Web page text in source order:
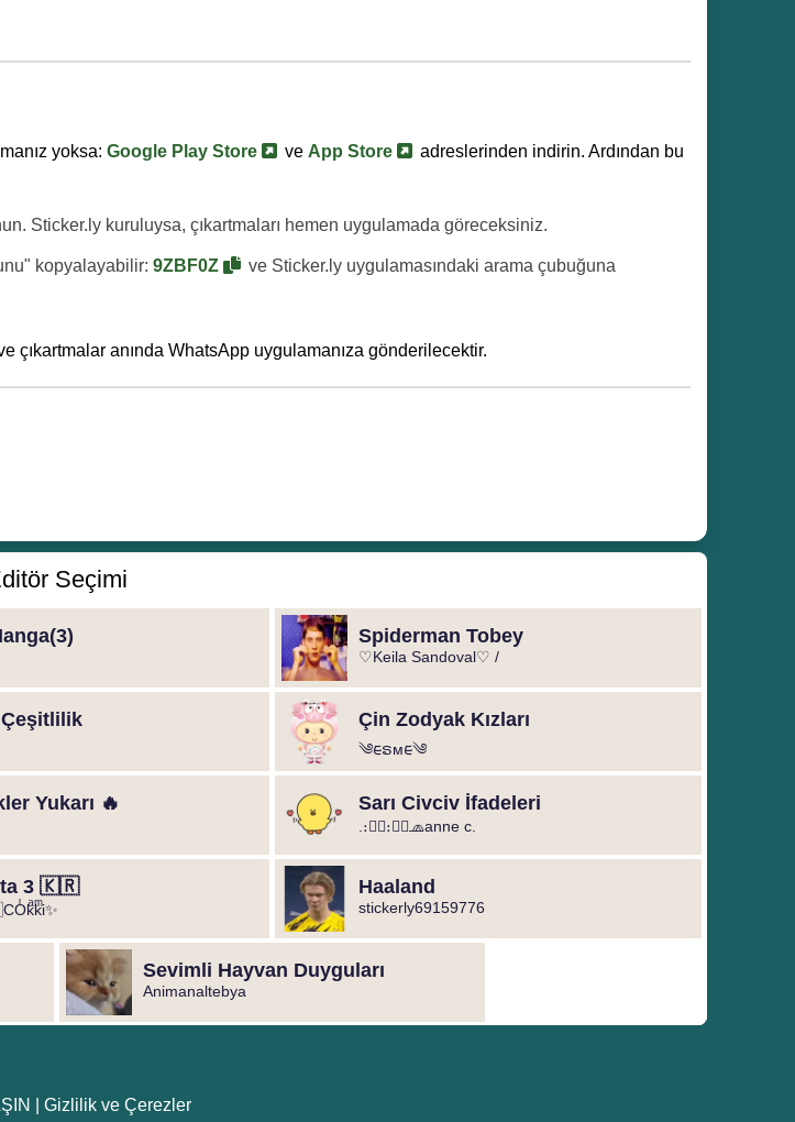
yoksa: Google Play Store ve App Store
adreslerinden indirin. Ardından bu
Sticker.ly kuruluysa, çıkartmaları hemen uygulamada göreceksiniz.
kopyalayabilir: 9ZBF0Z
ve Sticker.ly uygulamasındaki arama çubuğuna
çıkartmalar anında WhatsApp uygulamanıza gönderilecektir.
Seçimi
Spiderman Tobey
♡Keila Sandoval♡ /
Çin Zodyak Kızları
༄︎︎ᰀຣᴍᰀ︎︎༄
Yukarı 🔥 Sarı Civciv İfadeleri
.։։⃟։։⃟🧢anne c.
3 🇰🇷 Haaland
stickerly69159776
Sevimli Hayvan Duyguları
Animanaltebya
Gizlilik ve Çerezler